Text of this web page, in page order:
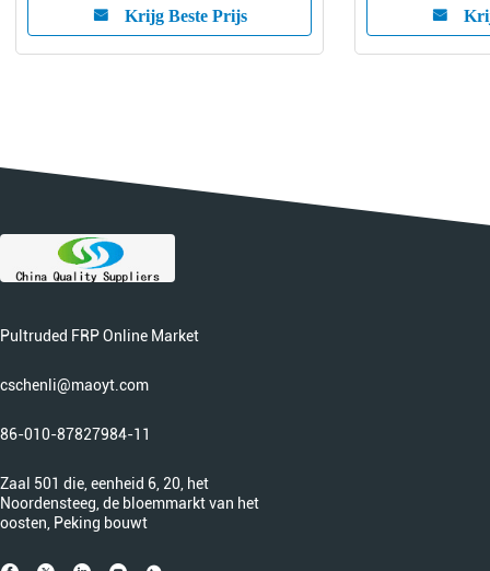
Krijg Beste Prijs
Pultruded FRP Online Market
cschenli@maoyt.com
86-010-87827984-11
Zaal 501 die, eenheid 6, 20, het
Noordensteeg, de bloemmarkt van het
oosten, Peking bouwt